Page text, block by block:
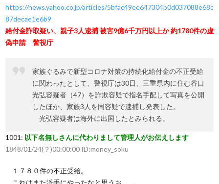
https://news.yahoo.co.jp/articles/5bfac49ee647304b0d037088e68c
87decae1e6b9
給付金詐取疑い、親子3人逮捕 被害9億6千万円以上か 約1780件の虚
偽申請 警視庁
家族ぐるみで新型コロナ対策の持続化給付金の不正受給
に関わったとして、警視庁は30日、三重県内に住む谷口
光弘容疑者（47）を詐欺容疑で指名手配して写真を公開
したほか、家族3人を同容疑で逮捕し発表した。
光弘容疑者は海外に出国したとみられる。
1001: 以下名無しさんに代わりまして管理人がお伝えします
1848/01/24(？)00:00:00 ID:money_soku
１７８０件の不正受給。
これはまた派手にやったなと思うお。。。